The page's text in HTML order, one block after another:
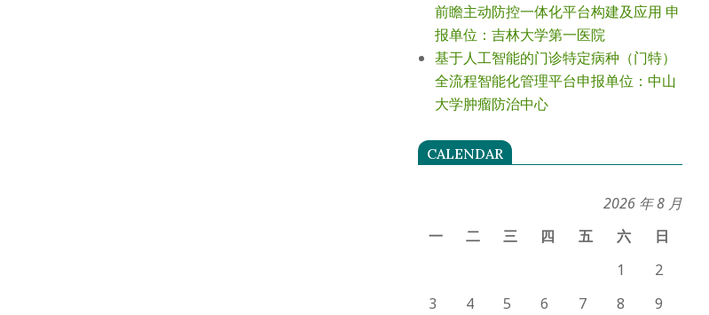
前瞻主动防控一体化平台构建及应用 申
报单位：吉林大学第一医院
基于人工智能的门诊特定病种（门特）
全流程智能化管理平台申报单位：中山
大学肿瘤防治中心
CALENDAR
2026 年 8 月
一
二 三 四 五 六
日
1
2
3
4 5 6 7 8
9